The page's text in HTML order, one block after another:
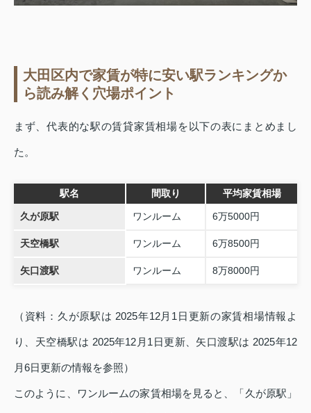
大田区内で家賃が特に安い駅ランキングか
ら読み解く穴場ポイント
まず、代表的な駅の賃貸家賃相場を以下の表にまとめまし
た。
駅名 間取り 平均家賃相場
久が原駅 ワンルーム 6万5000円
天空橋駅 ワンルーム 6万8500円
矢口渡駅 ワンルーム 8万8000円
（資料：久が原駅は 2025年12月1日更新の家賃相場情報よ
り、天空橋駅は 2025年12月1日更新、矢口渡駅は 2025年12
月6日更新の情報を参照）
このように、ワンルームの家賃相場を見ると、「久が原駅」